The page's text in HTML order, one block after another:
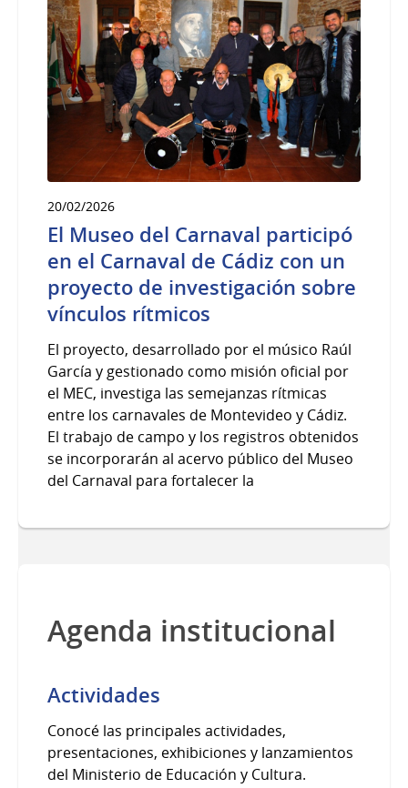
20/02/2026
El Museo del Carnaval participó
en el Carnaval de Cádiz con un
proyecto de investigación sobre
vínculos rítmicos
El proyecto, desarrollado por el músico Raúl
García y gestionado como misión oficial por
el MEC, investiga las semejanzas rítmicas
entre los carnavales de Montevideo y Cádiz.
El trabajo de campo y los registros obtenidos
se incorporarán al acervo público del Museo
del Carnaval para fortalecer la
Agenda institucional
Actividades
Conocé las principales actividades,
presentaciones, exhibiciones y lanzamientos
del Ministerio de Educación y Cultura.